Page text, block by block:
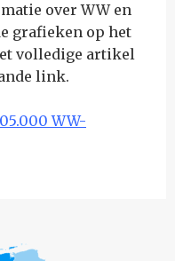
over WW en
grafieken op het
volledige artikel
link.
WW-